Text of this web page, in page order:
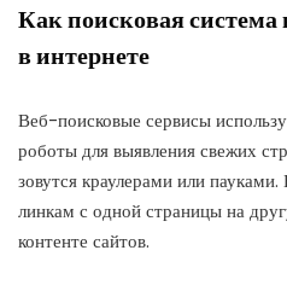
Как поисковая
в интернете
Веб-поисковые сервисы
роботы для выявления свежих
зовутся краулерами или
линкам с одной страницы на
контенте сайтов.